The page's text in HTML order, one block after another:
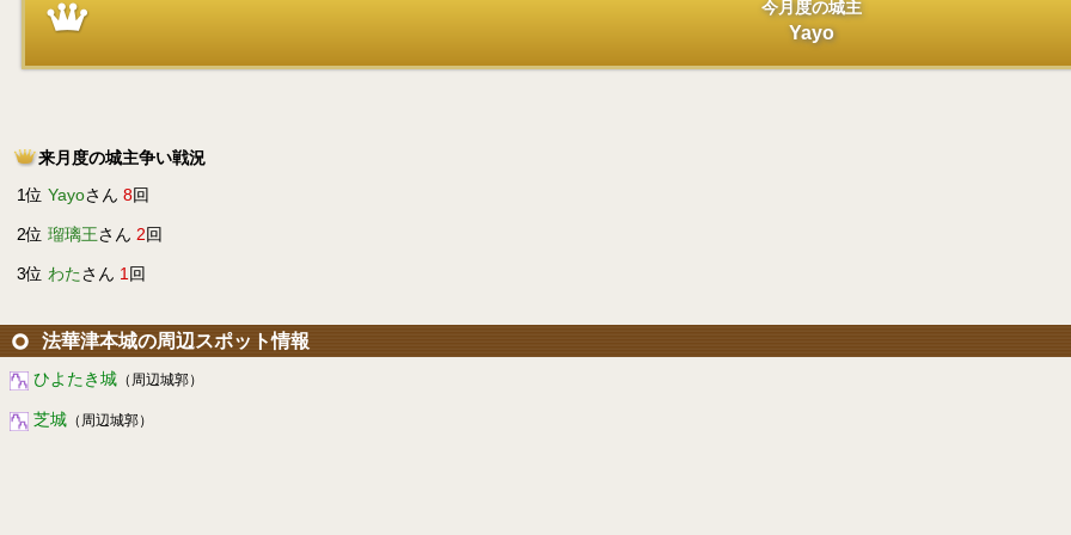
今月度の城主
Yayo
来月度の城主争い戦況
1位 Yayoさん 8回
2位 瑠璃王さん 2回
3位 わたさん 1回
法華津本城の周辺スポット情報
ひよたき城 （周辺城郭）
芝城 （周辺城郭）